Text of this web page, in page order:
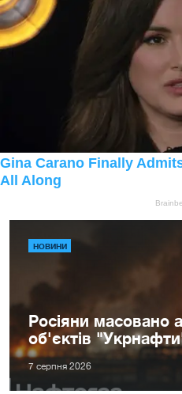
НОВИНИ
Росіяни масовано
об'єктів
7 серпня 2026